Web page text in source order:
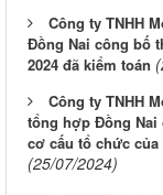
Công ty TNHH
Đồng Nai công bố
2024 đã kiểm toán
Công ty TNHH
tổng hợp Đồng Nai
cơ cấu tổ chức của
(25/07/2024)